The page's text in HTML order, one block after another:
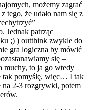
możemy zagrać
tego, że udało nam się z
Jednak patrząc
;) ) outthink zwykle do
gra logiczna by mówić
się –
muchy, to ja go wtedy
tak pomyślę, więc… I tak
na 2-3 rozgrywki, potem